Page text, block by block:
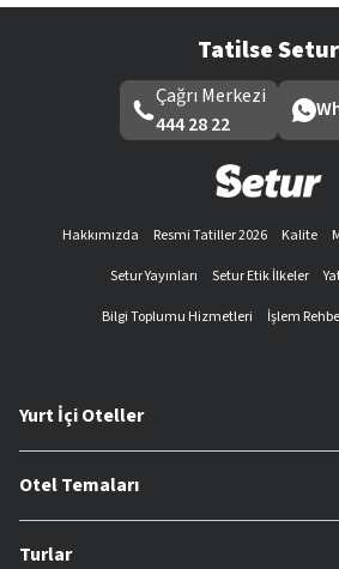
Tatilse Setur
Çağrı Merkezi
444 28 22
Hakkımızda Resmi Tatiller 2026 Kalite
Setur Yayınları
Setur Etik İlkeler
Bilgi Toplumu Hizmetleri
İşlem
Yurt İçi Oteller
Otel Temaları
Turlar